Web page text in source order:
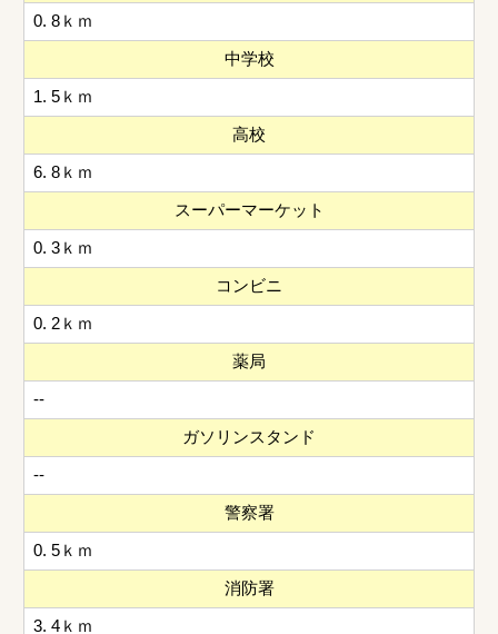
0. 8ｋｍ
中学校
1. 5ｋｍ
高校
6. 8ｋｍ
スーパーマーケット
0. 3ｋｍ
コンビニ
0. 2ｋｍ
薬局
--
ガソリンスタンド
--
警察署
0. 5ｋｍ
消防署
3. 4ｋｍ